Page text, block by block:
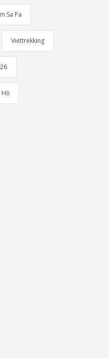
Sa Pa
Viettrekking